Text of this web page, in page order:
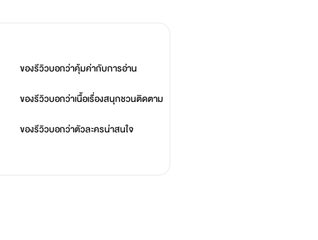
ของรีวิวบอกว่าคุ้มค่ากับการอ่าน
ของรีวิวบอกว่าเนื้อเรื่องสนุกชวนติดตาม
ของรีวิวบอกว่าตัวละครน่าสนใจ